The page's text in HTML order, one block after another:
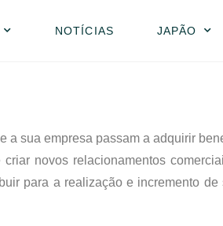
NOTÍCIAS JAPÃO
a sua empresa passam a adquirir
novos relacionamentos
para a realização e incremento